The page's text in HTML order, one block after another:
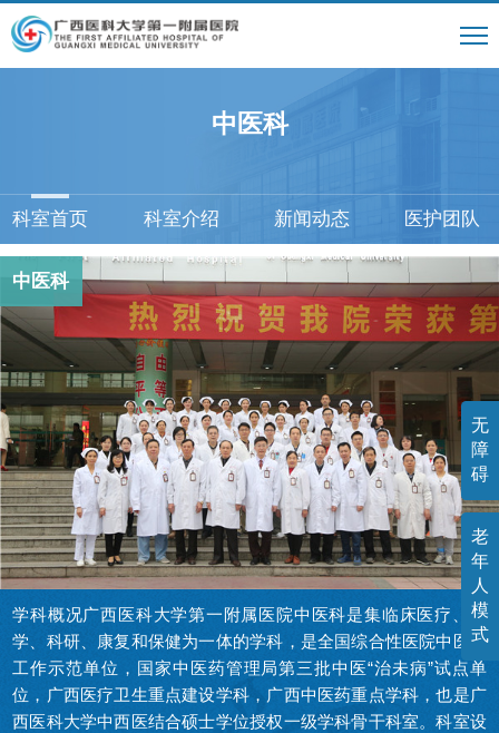
无
障
碍
老
年
人
模
式
中医科
科室首页 科室介绍 新闻动态 医护团队
中医科
学科概况广西医科大学第一附属医院中医科是集临床医疗、教
学、科研、康复和保健为一体的学科，是全国综合性医院中医药
工作示范单位，国家中医药管理局第三批中医“治未病”试点单
位，广西医疗卫生重点建设学科，广西中医药重点学科，也是广
西医科大学中西医结合硕士学位授权一级学科骨干科室。科室设